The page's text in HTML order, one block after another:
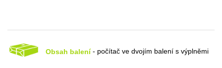
Obsah balení- počítač ve dvojím balení s výplněmi